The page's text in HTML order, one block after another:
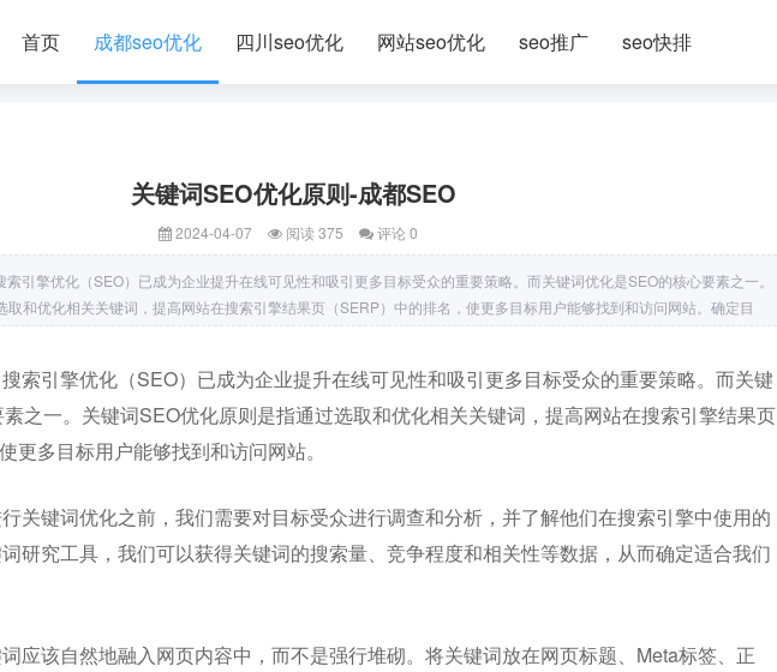
首页 成都seo优化 四川seo优化 网站seo优化 seo推广 seo快排
关键词SEO优化原则-成都SEO
2024-04-07 阅读 375 评论 0
引擎优化（SEO）已成为企业提升在线可见性和吸引更多目标受众的重要策略。而关键词优化是SEO的核心要素之一。
取和优化相关关键词，提高网站在搜索引擎结果页（SERP）中的排名，使更多目标用户能够找到和访问网站。确定目
索引擎优化（SEO）已成为企业提升在线可见性和吸引更多目标受众的重要策略。而关键
之一。关键词SEO优化原则是指通过选取和优化相关关键词，提高网站在搜索引擎结果页
更多目标用户能够找到和访问网站。
关键词优化之前，我们需要对目标受众进行调查和分析，并了解他们在搜索引擎中使用的
研究工具，我们可以获得关键词的搜索量、竞争程度和相关性等数据，从而确定适合我们
应该自然地融入网页内容中，而不是强行堆砌。将关键词放在网页标题、Meta标签、正